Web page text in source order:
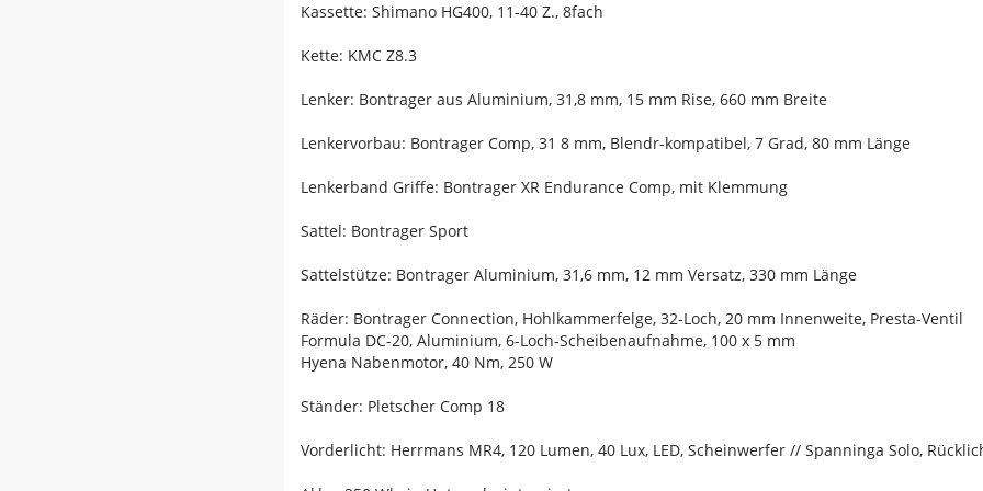
Kassette: Shimano HG400, 11-40 Z., 8fach
Kette: KMC Z8.3
Lenker: Bontrager aus Aluminium, 31,8 mm, 15 mm Rise, 660 mm Breite
Lenkervorbau: Bontrager Comp, 31 8 mm, Blendr-kompatibel, 7 Grad, 80 mm Länge
Lenkerband Griffe: Bontrager XR Endurance Comp, mit Klemmung
Sattel: Bontrager Sport
Sattelstütze: Bontrager Aluminium, 31,6 mm, 12 mm Versatz, 330 mm Länge
Räder: Bontrager Connection, Hohlkammerfelge, 32-Loch, 20 mm Innenweite, Presta-Ventil
Formula DC-20, Aluminium, 6-Loch-Scheibenaufnahme, 100 x 5 mm
Hyena Nabenmotor, 40 Nm, 250 W
Ständer: Pletscher Comp 18
Vorderlicht: Herrmans MR4, 120 Lumen, 40 Lux, LED, Scheinwerfer // Spanninga Solo,